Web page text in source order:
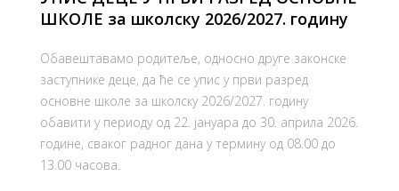
ШКОЛЕ за школску 2026/2027. годину
Обавештавамо родитеље, односно друге законске
заступнике деце, да ће се упис у први разред
основне школе за школску 2026/2027. годину
обавити у периоду од 22. јануара до 30. априла 2026.
године, сваког радног дана у термину од 08.00 до
13.00 часова.